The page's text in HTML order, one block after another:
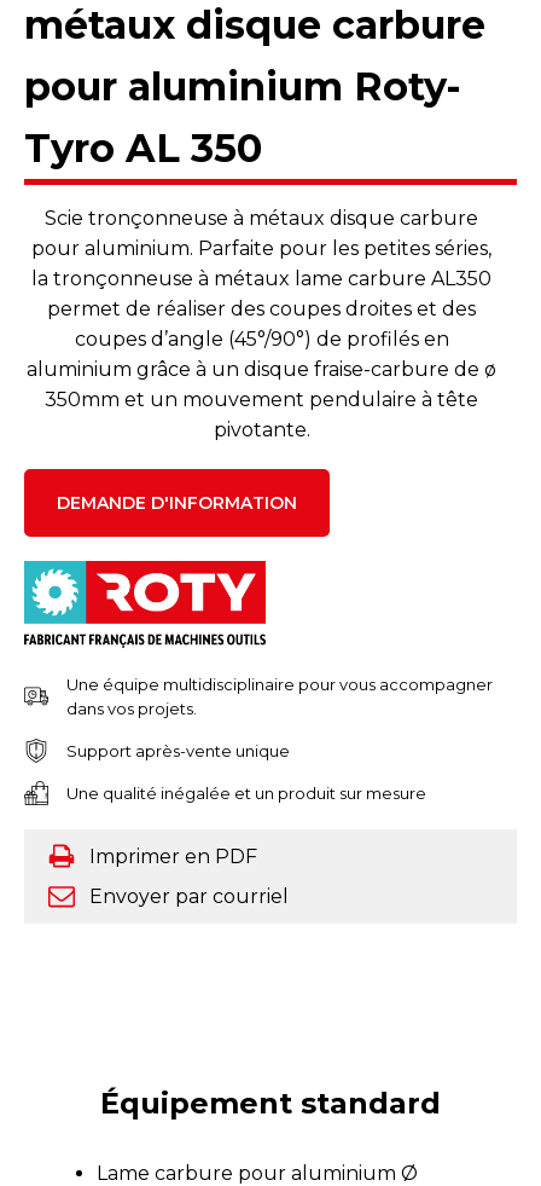
métaux disque carbure
pour aluminium Roty-
Tyro AL 350
Scie tronçonneuse à métaux disque carbure
pour aluminium. Parfaite pour les petites séries,
la tronçonneuse à métaux lame carbure AL350
permet de réaliser des coupes droites et des
coupes d’angle (45°/90°) de profilés en
aluminium grâce à un disque fraise-carbure de ø
350mm et un mouvement pendulaire à tête
pivotante.
DEMANDE D'INFORMATION
Une équipe multidisciplinaire pour vous accompagner
dans vos projets.
Support après-vente unique
Une qualité inégalée et un produit sur mesure
Imprimer en PDF
Envoyer par courriel
Équipement standard
Lame carbure pour aluminium Ø